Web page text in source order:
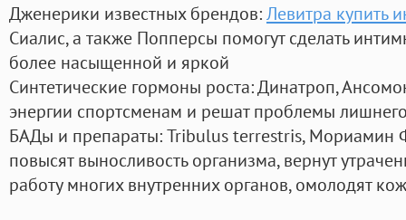
Дженерики известных брендов:Левитра купить
Сиалис, а также Попперсы помогут сделать
более насыщенной и яркой
Синтетические гормоны роста: Динатроп,
энергии спортсменам и решат проблемы
БАДы и препараты:Tribulus terrestris, Мориамин
повысят выносливость организма, вернут
работу многих внутренних органов, омолодят